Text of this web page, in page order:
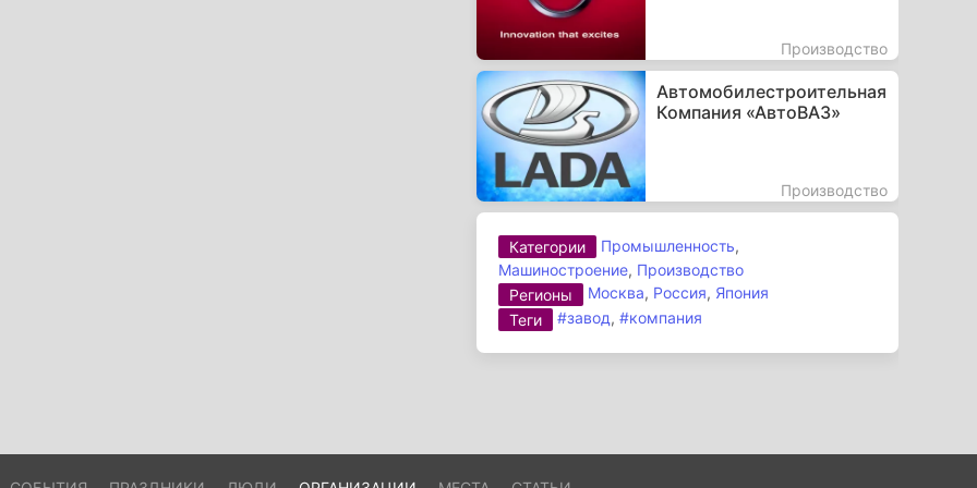
Производство
Автомобилестроительная
Компания «АвтоВАЗ»
Производство
Категории Промышленность,
Машиностроение, Производство
Регионы
Москва, Россия, Япония
Теги
#завод,#компания